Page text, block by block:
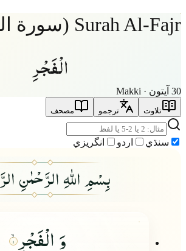
Surah Al-Fajr (سورة الفجر)
الْفَجْرِ
30 آيتون · Makki
تلاوت ترجمو مصحف
سنڌي اردو انگريزي
بِسْمِ اللهِ الرَّحْمٰنِ
وَ الْفَجْرِ ۱